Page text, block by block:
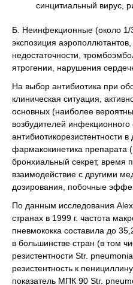
синцитиальный вирус,
Б. Неинфекционные (около
экспозиция
недостаточности,
ятрогении, нарушения
На выбор антибиотика при
клиническая ситуация,
основных (наиболее
возбудителей
антибиотикорезистентности в
фармакокинетика препарата
бронхиальный секрет, время
взаимодействие с другими
дозирования, побочные
По данным исследования
странах в 1999 г. частота
пневмококка составила до
в большинстве стран (в том
резистентности Str.
резистентность к
показатель МПК 90 Str.